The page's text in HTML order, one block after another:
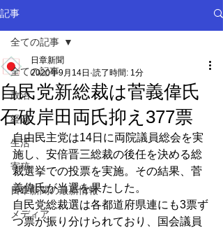
記事
全ての記事
政治
経済
生活
寄稿
日章新聞の最新情報
メディア
全ての記事
自民党新総裁は菅義偉氏
石破岸田両氏抑え377票
日章新聞
2020年9月14日 読了時間: 1分
自由民主党は14日に両院議員総会を実
施し、安倍晋三総裁の後任を決める総
裁選挙での投票を実施。その結果、菅
義偉氏が当選を果たした。
自民党総裁選は各都道府県連にも3票ず
つ票が振り分けられており、国会議員